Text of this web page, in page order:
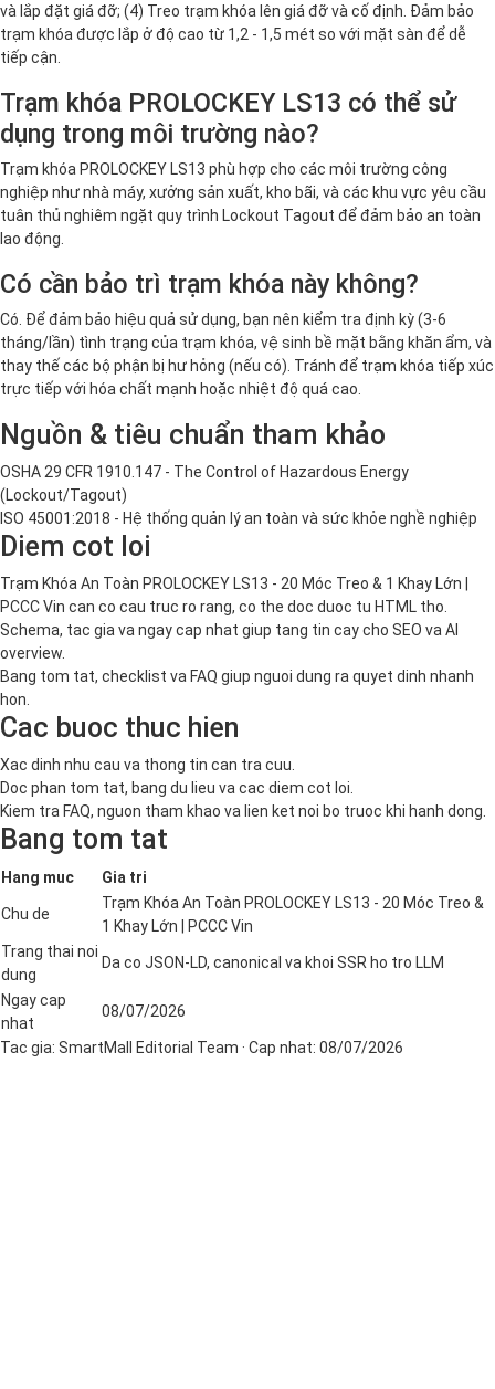
và lắp đặt giá đỡ; (4) Treo trạm khóa lên giá đỡ và cố định. Đảm bảo
trạm khóa được lắp ở độ cao từ 1,2 - 1,5 mét so với mặt sàn để dễ
tiếp cận.
Trạm khóa PROLOCKEY LS13 có thể sử
dụng trong môi trường nào?
Trạm khóa PROLOCKEY LS13 phù hợp cho các môi trường công
nghiệp như nhà máy, xưởng sản xuất, kho bãi, và các khu vực yêu cầu
tuân thủ nghiêm ngặt quy trình Lockout Tagout để đảm bảo an toàn
lao động.
Có cần bảo trì trạm khóa này không?
Có. Để đảm bảo hiệu quả sử dụng, bạn nên kiểm tra định kỳ (3-6
tháng/lần) tình trạng của trạm khóa, vệ sinh bề mặt bằng khăn ẩm, và
thay thế các bộ phận bị hư hỏng (nếu có). Tránh để trạm khóa tiếp xúc
trực tiếp với hóa chất mạnh hoặc nhiệt độ quá cao.
Nguồn & tiêu chuẩn tham khảo
OSHA 29 CFR 1910.147 - The Control of Hazardous Energy
(Lockout/Tagout)
ISO 45001:2018 - Hệ thống quản lý an toàn và sức khỏe nghề nghiệp
Diem cot loi
Trạm Khóa An Toàn PROLOCKEY LS13 - 20 Móc Treo & 1 Khay Lớn |
PCCC Vin can co cau truc ro rang, co the doc duoc tu HTML tho.
Schema, tac gia va ngay cap nhat giup tang tin cay cho SEO va AI
overview.
Bang tom tat, checklist va FAQ giup nguoi dung ra quyet dinh nhanh
hon.
Cac buoc thuc hien
Xac dinh nhu cau va thong tin can tra cuu.
Doc phan tom tat, bang du lieu va cac diem cot loi.
Kiem tra FAQ, nguon tham khao va lien ket noi bo truoc khi hanh dong.
Bang tom tat
Hang muc Gia tri
Chu de
Trạm Khóa An Toàn PROLOCKEY LS13 - 20 Móc Treo &
1 Khay Lớn | PCCC Vin
Trang thai noi
dung
Da co JSON-LD, canonical va khoi SSR ho tro LLM
Ngay cap
nhat
08/07/2026
Tac gia: SmartMall Editorial Team · Cap nhat: 08/07/2026